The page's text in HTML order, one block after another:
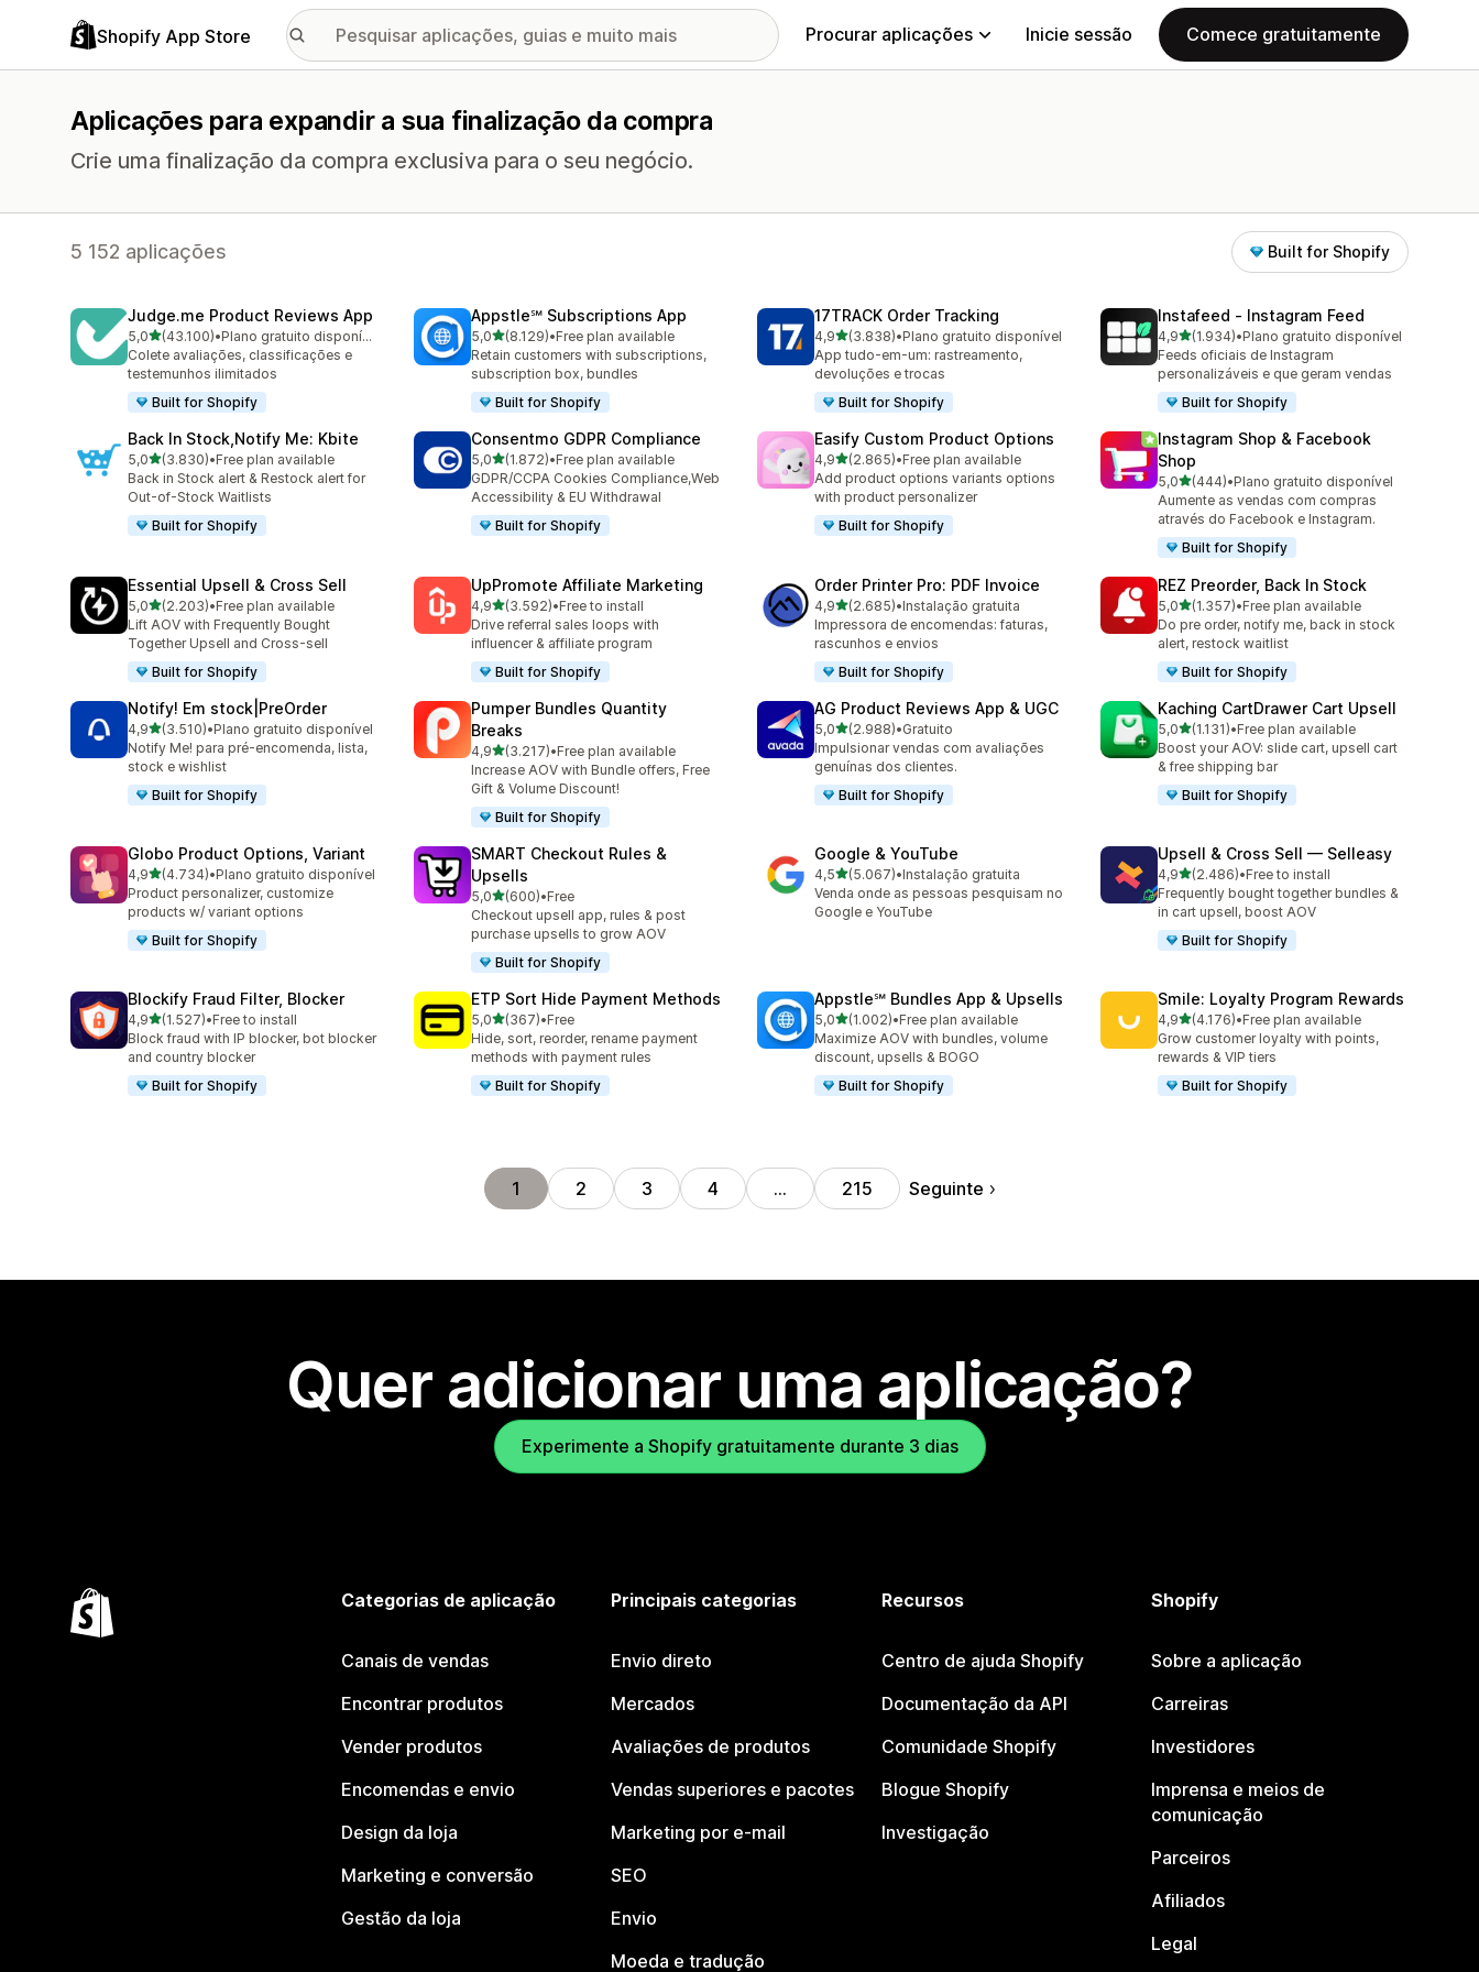
Shopify App Store Procurar aplicações Inicie sessão Comece gratuitamente
Aplicações para expandir a sua finalização da compra
Crie uma finalização da compra exclusiva para o seu negócio.
5 152 aplicações Built for Shopify
Judge.me Product Reviews App
5,0de 5 estrelas
(43.100)
43100 total de avaliações
•
Plano gratuito disponível
Colete avaliações, classificações e
testemunhos ilimitados
Built for Shopify
Appstle℠ Subscriptions App
5,0de 5 estrelas
(8.129)
8129 total de avaliações
•Free plan available
Retain customers with subscriptions,
subscription box, bundles
Built for Shopify
17TRACK Order Tracking
4,9de 5 estrelas
(3.838)
3838 total de avaliações
•Plano gratuito disponível
App tudo-em-um: rastreamento,
devoluções e trocas
Built for Shopify
Instafeed ‑ Instagram Feed
4,9de 5 estrelas
(1.934)
1934 total de avaliações
•Plano gratuito disponível
Feeds oficiais de Instagram
personalizáveis e que geram vendas
Built for Shopify
Back In Stock,Notify Me: Kbite
5,0de 5 estrelas
(3.830)
3830 total de avaliações
•Free plan available
Back in Stock alert & Restock alert for
Out-of-Stock Waitlists
Built for Shopify
Consentmo GDPR Compliance
5,0de 5 estrelas
(1.872)
1872 total de avaliações
•Free plan available
GDPR/CCPA Cookies Compliance,Web
Accessibility & EU Withdrawal
Built for Shopify
Easify Custom Product Options
4,9de 5 estrelas
(2.865)
2865 total de avaliações
•Free plan available
Add product options variants options
with product personalizer
Built for Shopify
Instagram Shop & Facebook
Shop
5,0de 5 estrelas
(444)
444 total de avaliações
•Plano gratuito disponível
Aumente as vendas com compras
através do Facebook e Instagram.
Built for Shopify
Essential Upsell & Cross Sell
5,0de 5 estrelas
(2.203)
2203 total de avaliações
•Free plan available
Lift AOV with Frequently Bought
Together Upsell and Cross-sell
Built for Shopify
UpPromote Affiliate Marketing
4,9de 5 estrelas
(3.592)
3592 total de avaliações
•Free to install
Drive referral sales loops with
influencer & affiliate program
Built for Shopify
Order Printer Pro: PDF Invoice
4,9de 5 estrelas
(2.685)
2685 total de avaliações
•Instalação gratuita
Impressora de encomendas: faturas,
rascunhos e envios
Built for Shopify
REZ Preorder, Back In Stock
5,0de 5 estrelas
(1.357)
1357 total de avaliações
•Free plan available
Do pre order, notify me, back in stock
alert, restock waitlist
Built for Shopify
Notify! Em stock|PreOrder
4,9de 5 estrelas
(3.510)
3510 total de avaliações
•Plano gratuito disponível
Notify Me! para pré-encomenda, lista,
stock e wishlist
Built for Shopify
Pumper Bundles Quantity
Breaks
4,9de 5 estrelas
(3.217)
3217 total de avaliações
•Free plan available
Increase AOV with Bundle offers, Free
Gift & Volume Discount!
Built for Shopify
AG Product Reviews App & UGC
5,0de 5 estrelas
(2.988)
2988 total de avaliações
•Gratuito
Impulsionar vendas com avaliações
genuínas dos clientes.
Built for Shopify
Kaching CartDrawer Cart Upsell
5,0de 5 estrelas
(1.131)
1131 total de avaliações
•Free plan available
Boost your AOV: slide cart, upsell cart
& free shipping bar
Built for Shopify
Globo Product Options, Variant
4,9de 5 estrelas
(4.734)
4734 total de avaliações
•Plano gratuito disponível
Product personalizer, customize
products w/ variant options
Built for Shopify
SMART Checkout Rules &
Upsells
5,0de 5 estrelas
(600)
600 total de avaliações
•Free
Checkout upsell app, rules & post
purchase upsells to grow AOV
Built for Shopify
Google & YouTube
4,5de 5 estrelas
(5.067)
5067 total de avaliações
•Instalação gratuita
Venda onde as pessoas pesquisam no
Google e YouTube
Upsell & Cross Sell — Selleasy
4,9de 5 estrelas
(2.486)
2486 total de avaliações
•Free to install
Frequently bought together bundles &
in cart upsell, boost AOV
Built for Shopify
Blockify Fraud Filter, Blocker
4,9de 5 estrelas
(1.527)
1527 total de avaliações
•Free to install
Block fraud with IP blocker, bot blocker
and country blocker
Built for Shopify
ETP Sort Hide Payment Methods
5,0de 5 estrelas
(367)
367 total de avaliações
•Free
Hide, sort, reorder, rename payment
methods with payment rules
Built for Shopify
Appstle℠ Bundles App & Upsells
5,0de 5 estrelas
(1.002)
1002 total de avaliações
•Free plan available
Maximize AOV with bundles, volume
discount, upsells & BOGO
Built for Shopify
Smile: Loyalty Program Rewards
4,9de 5 estrelas
(4.176)
4176 total de avaliações
•Free plan available
Grow customer loyalty with points,
rewards & VIP tiers
Built for Shopify
1 2 3 4 … 215 Seguinte
Quer adicionar uma aplicação?
Experimente a Shopify gratuitamente durante 3 dias
Categorias de aplicação
Canais de vendas
Encontrar produtos
Vender produtos
Encomendas e envio
Design da loja
Marketing e conversão
Gestão da loja
Principais categorias
Envio direto
Mercados
Avaliações de produtos
Vendas superiores e pacotes
Marketing por e-mail
SEO
Envio
Moeda e tradução
Recursos
Centro de ajuda Shopify
Documentação da API
Comunidade Shopify
Blogue Shopify
Investigação
Shopify
Sobre a aplicação
Carreiras
Investidores
Imprensa e meios de
comunicação
Parceiros
Afiliados
Legal